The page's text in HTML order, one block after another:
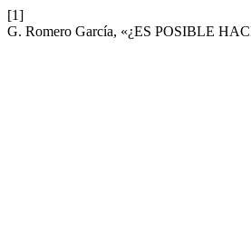
[1]
G. Romero García, «¿ES POSIBLE